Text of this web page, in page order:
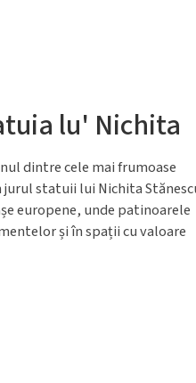
lu' Nichita
dintre cele mai frumoase
statuii lui Nichita
europene, unde patinoarele
și în spații cu valoare